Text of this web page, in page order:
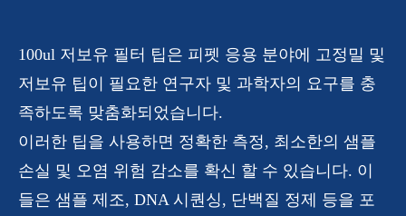
100ul 저보유 필터 팁은 피펫 응용 분야에 고정밀 및
저보유 팁이 필요한 연구자 및 과학자의 요구를 충
족하도록 맞춤화되었습니다.
이러한 팁을 사용하면 정확한 측정, 최소한의 샘플
손실 및 오염 위험 감소를 확신 할 수 있습니다. 이
들은 샘플 제조, DNA 시퀀싱, 단백질 정제 등을 포